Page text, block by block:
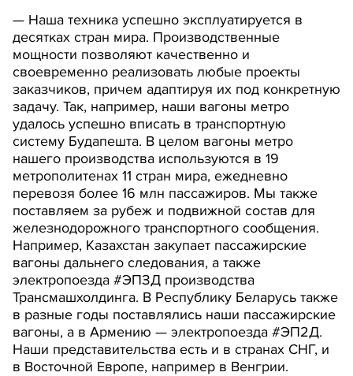
— Наша техника успешно эксплуатируется в
десятках стран мира. Производственные
мощности позволяют качественно и
своевременно реализовать любые проекты
заказчиков, причем адаптируя их под конкретную
задачу. Так, например, наши вагоны метро
удалось успешно вписать в транспортную
систему Будапешта. В целом вагоны метро
нашего производства используются в 19
метрополитенах 11 стран мира, ежедневно
перевозя более 16 млн пассажиров. Мы также
поставляем за рубеж и подвижной состав для
железнодорожного транспортного сообщения.
Например, Казахстан закупает пассажирские
вагоны дальнего следования, а также
электропоезда #ЭПЗД производства
Трансмашхолдинга. В Республику Беларусь также
в разные годы поставлялись наши пассажирские
вагоны, а в Армению — электропоезда #ЭП2Д.
Наши представительства есть и в странах СНГ, и
в Восточной Европе, например в Венгрии.